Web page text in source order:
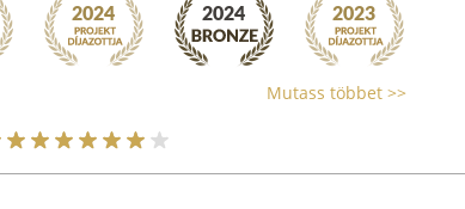
Mutass többet >>